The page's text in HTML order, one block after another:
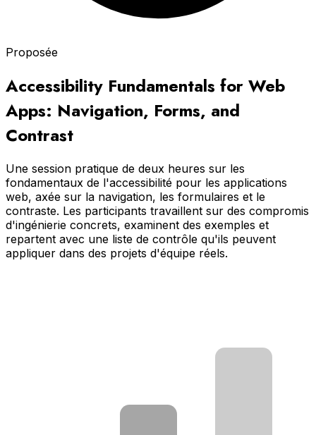
Proposée
Accessibility Fundamentals for Web
Apps: Navigation, Forms, and
Contrast
Une session pratique de deux heures sur les
fondamentaux de l'accessibilité pour les applications
web, axée sur la navigation, les formulaires et le
contraste. Les participants travaillent sur des compromis
d'ingénierie concrets, examinent des exemples et
repartent avec une liste de contrôle qu'ils peuvent
appliquer dans des projets d'équipe réels.